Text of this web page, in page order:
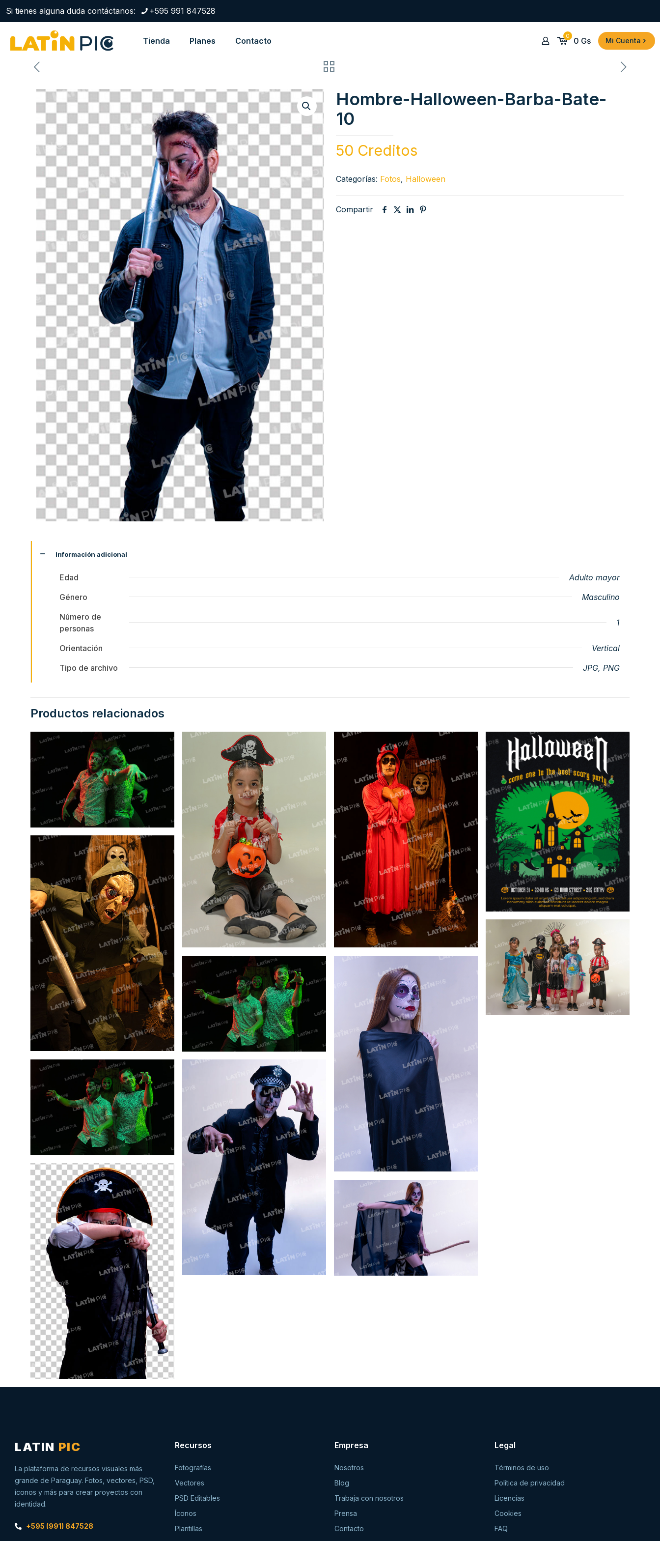
Si tienes alguna duda contáctanos: +595 991 847528
Tienda Planes Contacto 0 0 Gs Mi Cuenta
Hombre-Halloween-Barba-Bate-
10
50 Creditos
Categorías: Fotos, Halloween
Compartir
Información adicional
Edad
Adulto mayor
Género
Masculino
Número de
personas
1
Orientación
Vertical
Tipo de archivo
JPG, PNG
Productos relacionados
LATIN PIC
La plataforma de recursos visuales más
grande de Paraguay. Fotos, vectores, PSD,
íconos y más para crear proyectos con
identidad.
+595 (991) 847528
Recursos
Fotografías
Vectores
PSD Editables
Íconos
Plantillas
Empresa
Nosotros
Blog
Trabaja con nosotros
Prensa
Contacto
Legal
Términos de uso
Política de privacidad
Licencias
Cookies
FAQ